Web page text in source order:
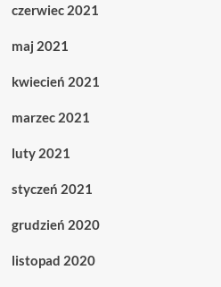
czerwiec 2021
maj 2021
kwiecień 2021
marzec 2021
luty 2021
styczeń 2021
grudzień 2020
listopad 2020